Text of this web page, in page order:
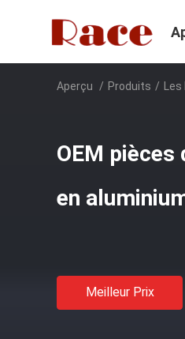
Aperçu / Produits /
OEM
en
Meilleur Prix